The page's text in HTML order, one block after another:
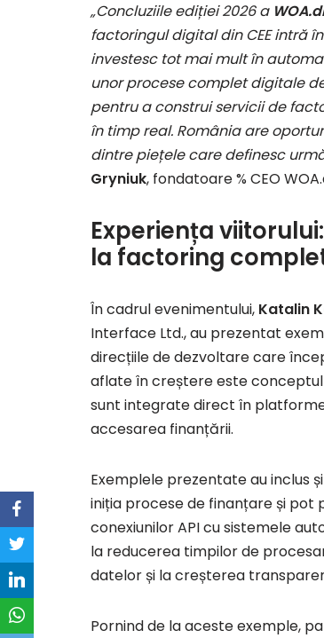
„Concluziile ediției 2026 a
factoringul digital din CEE intră
investesc tot mai mult în
unor procese complet digitale
pentru a construi servicii de
în timp real. România are
dintre piețele care definesc
Gryniuk, fondatoare % CEO
Experiența
la factoring
În cadrul evenimentului, Katalin
Interface Ltd., au prezentat
direcțiile de dezvoltare care
aflate în creștere este
sunt integrate direct în
accesarea finanțării.
Exemplele prezentate au inclus
iniția procese de finanțare și
conexiunilor API cu sistemele
la reducerea timpilor de
datelor și la creșterea
Pornind de la aceste exemple,